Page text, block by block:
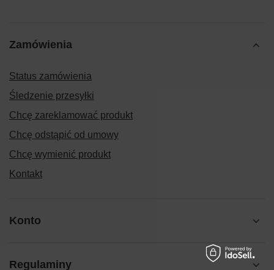
Zamówienia
Status zamówienia
Śledzenie przesyłki
Chcę zareklamować produkt
Chcę odstąpić od umowy
Chcę wymienić produkt
Kontakt
Konto
Regulaminy